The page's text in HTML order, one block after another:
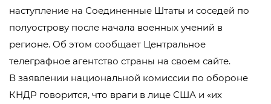
наступление на Соединенные Штаты и соседей по
полуострову после начала военных учений в
регионе. Об этом сообщает Центральное
телеграфное агентство страны на своем сайте.
В заявлении национальной комиссии по обороне
КНДР говорится, что враги в лице США и «их